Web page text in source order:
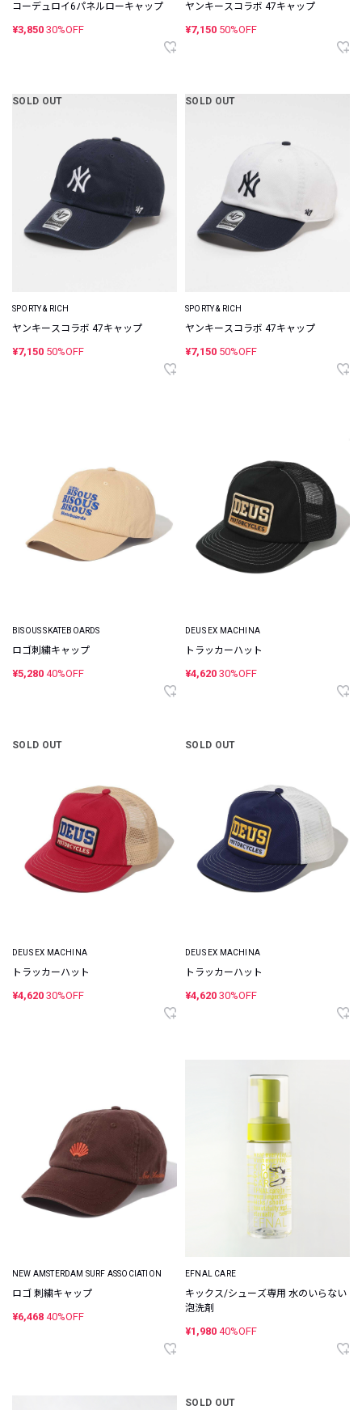
コーデュロイ6パネルローキャップ
¥3,850 30%OFF
ヤンキースコラボ 47キャップ
¥7,150 50%OFF
SOLD OUT
SPORTY & RICH
ヤンキースコラボ 47キャップ
¥7,150 50%OFF
SOLD OUT
SPORTY & RICH
ヤンキースコラボ 47キャップ
¥7,150 50%OFF
BISOUS SKATEBOARDS
ロゴ刺繍キャップ
¥5,280 40%OFF
DEUS EX MACHINA
トラッカーハット
¥4,620 30%OFF
SOLD OUT
DEUS EX MACHINA
トラッカーハット
¥4,620 30%OFF
SOLD OUT
DEUS EX MACHINA
トラッカーハット
¥4,620 30%OFF
NEW AMSTERDAM SURF ASSOCIATION
ロゴ 刺繍キャップ
¥6,468 40%OFF
EFNAL CARE
キックス/シューズ専用 水のいらない
泡洗剤
¥1,980 40%OFF
SOLD OUT